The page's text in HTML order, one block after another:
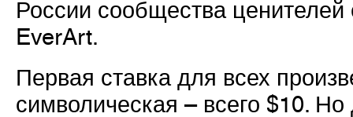
России сообщества
EverArt.
Первая ставка для всех
символическая – всего $10.